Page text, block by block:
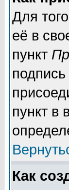
Для
её в
пункт
пункт в
Как